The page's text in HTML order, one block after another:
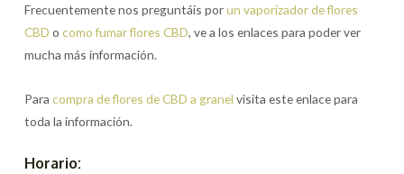
Frecuentemente nos preguntáis porun vaporizador de flores
CBD ocomo fumar flores CBD, ve a los enlaces para poder ver
mucha más información.
Paracompra de flores de CBD a granel visita este enlace para
toda la información.
Horario: